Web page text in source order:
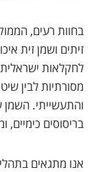
בחוות רעים,
זיתים ושמן זית
לחקלאות ישראלית
מסורתיות לבין
והתעשייתי. השמן
בריסוסים כימיים,
אנו מתגאים